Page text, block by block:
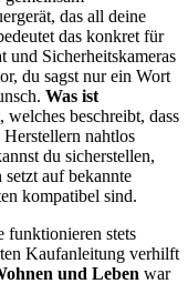
das all deine
das konkret für
und Sicherheitskameras
du sagst nur ein Wort
Was ist
beschreibt, dass
nahtlos
du sicherstellen,
setzt auf bekannte
kompatibel sind.
funktionieren stets
Kaufanleitung verhilft
und Leben war